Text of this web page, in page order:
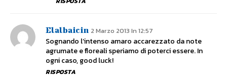
Elalbaicin 2 Marzo 2013 In 12:57
Sognando l’intenso amaro accarezzato da note
agrumate e floreali speriamo di poterci essere. In
ogni caso, good luck!
RISPOSTA